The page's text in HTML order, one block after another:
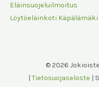
Eläinsuojeluilmoitus
Löytöeläinkoti Käpälämäki
© 2026
|Tietosuojaseloste |